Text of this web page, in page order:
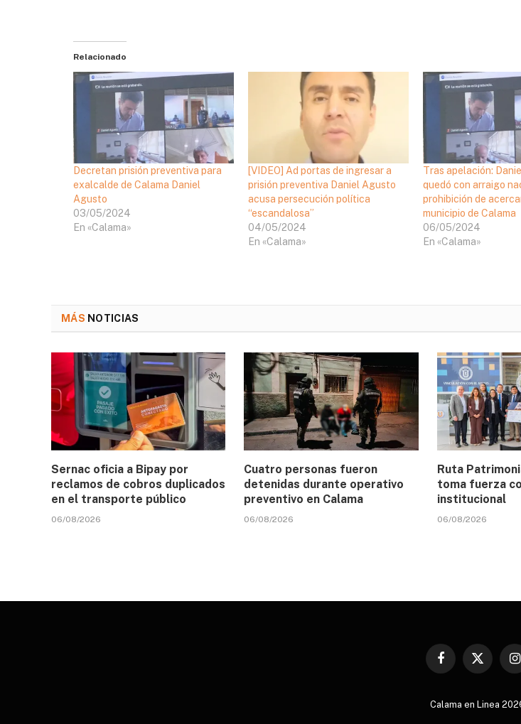
Relacionado
Decretan prisión preventiva para
exalcalde de Calama Daniel
Agusto
03/05/2024
En «Calama»
[VIDEO] Ad portas de ingresar a
prisión preventiva Daniel Agusto
acusa persecución política
“escandalosa”
04/05/2024
En «Calama»
Tras apelación:
quedó con arraigo
prohibición de
municipio de Calama
06/05/2024
En «Calama»
MÁS NOTICIAS
Sernac oficia a Bipay por
reclamos de cobros duplicados
en el transporte público
06/08/2026
Cuatro personas fueron
detenidas durante operativo
preventivo en Calama
06/08/2026
Ruta
toma fuerza
institucional
06/08/2026
Facebook
X
Calama en Linea